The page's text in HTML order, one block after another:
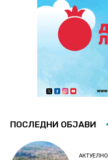
ПОСЛЕДНИ ОБЈАВИ
АКТУЕЛНО